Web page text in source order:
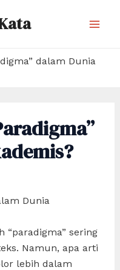
dalam Dunia
Dunia
“paradigma” sering
Namun, apa arti
lebih dalam